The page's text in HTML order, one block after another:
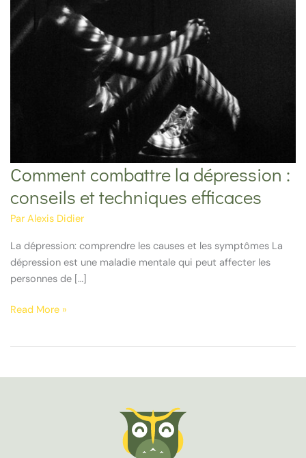
Comment combattre la dépression :
conseils et techniques efficaces
Par Alexis Didier
La dépression: comprendre les causes et les symptômes La
dépression est une maladie mentale qui peut affecter les
personnes de […]
Read More »